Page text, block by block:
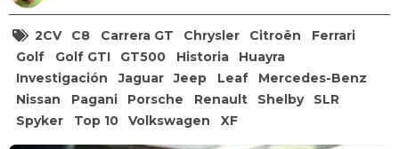
2CV C8 Carrera GT Chrysler Citroën
Ferrari
Golf
Golf GTI GT500 Historia
Huayra
Investigación
Jaguar Jeep Leaf
Mercedes-Benz
Nissan
Pagani Porsche Renault Shelby
SLR
Spyker
Top 10 Volkswagen XF